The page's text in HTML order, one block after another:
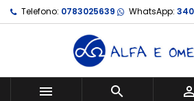
Telefono: 0783025639 WhatsApp:
  